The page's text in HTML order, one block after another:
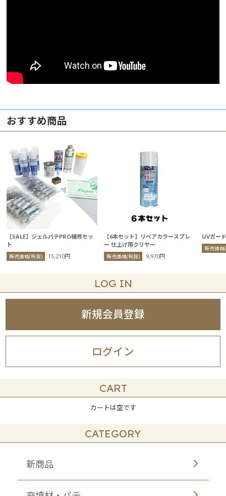
おすすめ商品
【SALE】ジェルパテPRO補修セッ
ト
販売価格(税抜) 15,210円
【6本セット】リペアカラースプレ
ー 仕上げ用クリヤー
販売価格(税抜) 9,970円
UVガー
販売価格
LOG IN
ログイン
新規会員登録
CART
カートは空です
CATEGORY
新商品